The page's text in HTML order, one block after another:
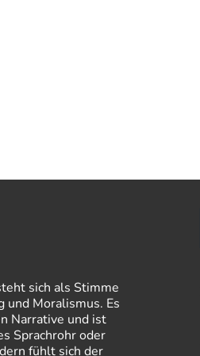
sich als Stimme
und Moralismus. Es
Narrative und ist
Sprachrohr oder
fühlt sich der